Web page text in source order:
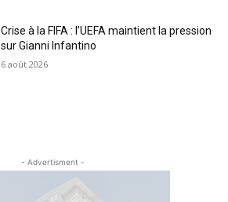
Crise à la FIFA : l’UEFA maintient la pression
sur Gianni Infantino
6 août 2026
- Advertisment -